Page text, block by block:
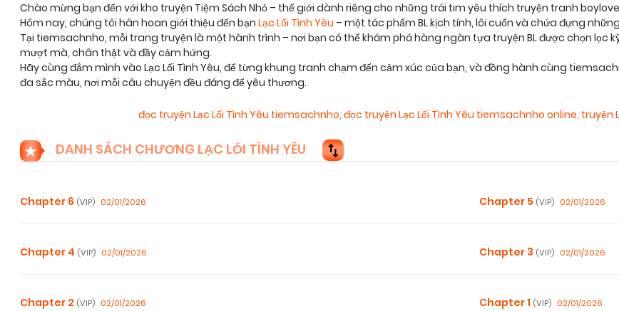
Chào mừng bạn đến với kho truyện Tiệm Sách Nhỏ – thế giới dành riêng cho những trái tim yêu thích truyện tranh
Hôm nay, chúng tôi hân hoan giới thiệu đến bạn Lạc Lối Tình Yêu – một tác phẩm BL kịch tính, lôi cuốn và chứa đựng
Tại tiemsachnho, mỗi trang truyện là một hành trình – nơi bạn có thể khám phá hàng ngàn tựa truyện BL được chọn lọc
mượt mà, chân thật và đầy cảm hứng.
Hãy cùng đắm mình vào Lạc Lối Tình Yêu, để từng khung tranh chạm đến cảm xúc của bạn, và đồng hành cùng
đa sắc màu, nơi mỗi câu chuyện đều đáng để yêu thương.
đọc truyện Lạc Lối Tình Yêu tiemsachnho, đọc truyện Lạc Lối Tình Yêu tiemsachnho online, truyện
DANH SÁCH CHƯƠNG LẠC LỐI TÌNH YÊU
Chapter 6 (VIP) 02/01/2026 Chapter 5 (VIP) 02/01/2026
Chapter 4 (VIP) 02/01/2026 Chapter 3 (VIP) 02/01/2026
Chapter 2 (VIP) 02/01/2026 Chapter 1 (VIP) 02/01/2026